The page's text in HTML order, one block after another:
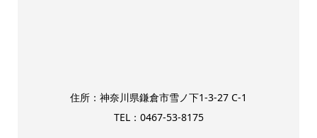
住所：神奈川県鎌倉市雪ノ下1-3-27 C-1
TEL：0467-53-8175